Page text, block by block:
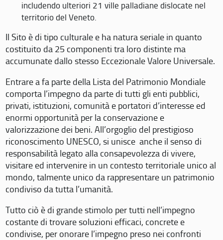
includendo ulteriori 21 ville palladiane dislocate nel
territorio del Veneto.
Il Sito è di tipo culturale e ha natura seriale in quanto
costituito da 25 componenti tra loro distinte ma
accumunate dallo stesso Eccezionale Valore Universale.
Entrare a fa parte della Lista del Patrimonio Mondiale
comporta l’impegno da parte di tutti gli enti pubblici,
privati, istituzioni, comunità e portatori d’interesse ed
enormi opportunità per la conservazione e
valorizzazione dei beni. All’orgoglio del prestigioso
riconoscimento UNESCO, si unisce anche il senso di
responsabilità legato alla consapevolezza di vivere,
visitare ed intervenire in un contesto territoriale unico al
mondo, talmente unico da rappresentare un patrimonio
condiviso da tutta l’umanità.
Tutto ciò è di grande stimolo per tutti nell’impegno
costante di trovare soluzioni efficaci, concrete e
condivise, per onorare l’impegno preso nei confronti